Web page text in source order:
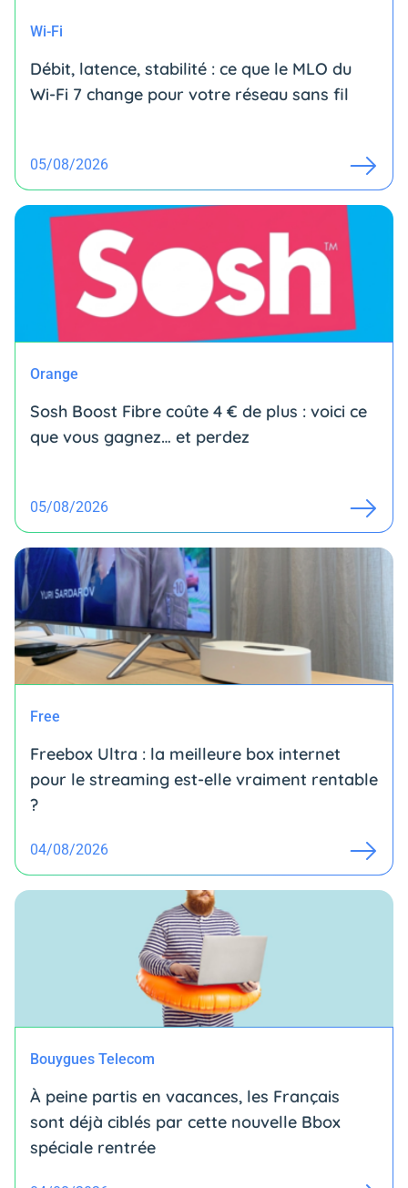
Wi-Fi
Débit, latence, stabilité : ce que le MLO du
Wi-Fi 7 change pour votre réseau sans fil
05/08/2026
Orange
Sosh Boost Fibre coûte 4 € de plus : voici ce
que vous gagnez… et perdez
05/08/2026
Free
Freebox Ultra : la meilleure box internet
pour le streaming est-elle vraiment rentable
?
04/08/2026
Bouygues Telecom
À peine partis en vacances, les Français
sont déjà ciblés par cette nouvelle Bbox
spéciale rentrée